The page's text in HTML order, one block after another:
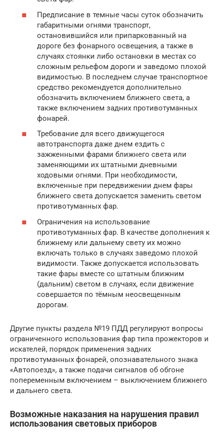
Предписание в темные часы суток обозначить
габаритными огнями транспорт,
остановившийся или припаркованный на
дороге без фонарного освещения, а также в
случаях стоянки либо остановки в местах со
сложным рельефом дороги и заведомо плохой
видимостью. В последнем случае транспортное
средство рекомендуется дополнительно
обозначить включением ближнего света, а
также включением задних противотуманных
фонарей.
Требование для всего движущегося
автотранспорта даже днем ездить с
зажженными фарами ближнего света или
заменяющими их штатными дневными
ходовыми огнями. При необходимости,
включенные при передвижении днем фары
ближнего света допускается заменить светом
противотуманных фар.
Ограничения на использование
противотуманных фар. В качестве дополнения к
ближнему или дальнему свету их можно
включать только в случаях заведомо плохой
видимости. Также допускается использовать
такие фары вместе со штатным ближним
(дальним) светом в случаях, если движение
совершается по тёмным неосвещенным
дорогам.
Другие пункты раздела №19 ПДД регулируют вопросы
ограниченного использования фар типа прожекторов и
искателей, порядок применения задних
противотуманных фонарей, опознавательного знака
«Автопоезд», а также подачи сигналов об обгоне
попеременным включением – выключением ближнего
и дальнего света.
Возможные наказания на нарушения правил
использования световых приборов